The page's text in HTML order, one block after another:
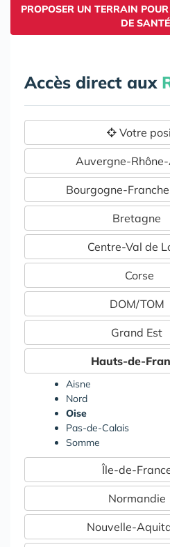
PROPOSER UN TERRAIN
DE SANTÉ
Accès direct aux
Votre
Auvergne-
Bourgogne-
Bretagne
Centre-Val de
Corse
DOM/TOM
Grand Est
Hauts-de-
Aisne
Nord
Oise
Pas-de-Calais
Somme
Île-de-
Normandie
Nouvelle-